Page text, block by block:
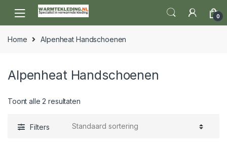
Skip to navigation
Skip to content
0
Home Alpenheat Handschoenen
Alpenheat Handschoenen
Toont alle 2 resultaten
Filters